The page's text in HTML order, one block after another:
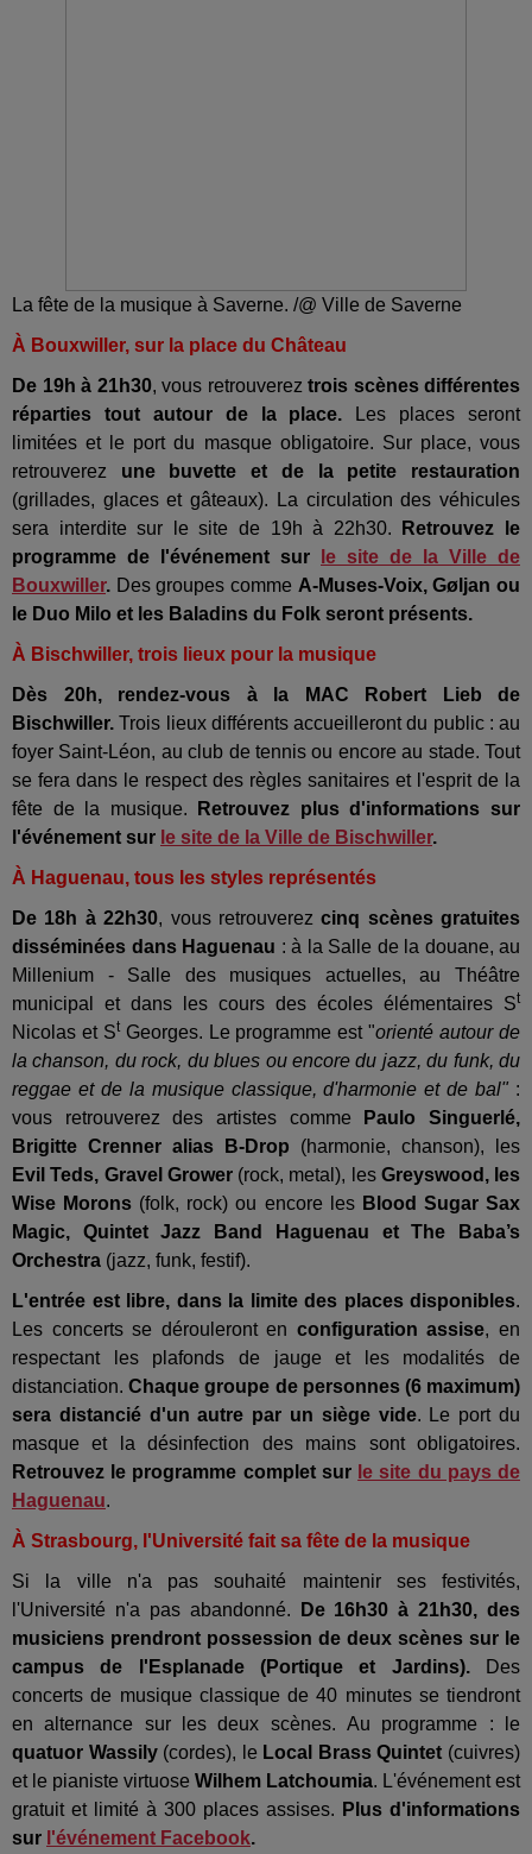
La fête de la musique à Saverne. /@ Ville de Saverne
À Bouxwiller, sur la place du Château
De 19h à 21h30, vous retrouverez trois scènes différentes
réparties tout autour de la place. Les places seront
limitées et le port du masque obligatoire. Sur place, vous
retrouverez une buvette et de la petite restauration
(grillades, glaces et gâteaux). La circulation des véhicules
sera interdite sur le site de 19h à 22h30.
Retrouvez le
programme de l'événement sur
le site de la Ville de
Bouxwiller. Des groupes comme A-Muses-Voix, Gøljan ou
le Duo Milo et les Baladins du Folk seront présents.
À Bischwiller, trois lieux pour la musique
Dès 20h, rendez-vous à la MAC Robert Lieb de
Bischwiller. Trois lieux différents accueilleront du public : au
foyer Saint-Léon, au club de tennis ou encore au stade. Tout
se fera dans le respect des règles sanitaires et l'esprit de la
fête de la musique.
Retrouvez plus d'informations sur
l'événement sur le site de la Ville de Bischwiller.
À Haguenau, tous les styles représentés
De 18h à 22h30, vous retrouverezcinq scènes gratuites
disséminées dans Haguenau : à la Salle de la douane, au
Millenium - Salle des musiques actuelles, au Théâtre
municipal et dans les cours des écoles élémentaires St
Nicolas et StGeorges. Le programme est "orienté autour de
la chanson, du rock, du blues ou encore du jazz, du funk, du
reggae et de la musique classique, d'harmonie et de bal" :
vous retrouverez des artistes comme
Paulo Singuerlé,
Brigitte Crenner alias B-Drop (harmonie, chanson), les
Evil Teds, Gravel Grower(rock, metal), les Greyswood, les
Wise Morons (folk, rock) ou encore les Blood Sugar Sax
Magic, Quintet Jazz Band Haguenau et The Baba’s
Orchestra (jazz, funk, festif).
L'entrée est libre, dans la limite des places disponibles.
Les concerts se dérouleront en configuration assise, en
respectant les plafonds de jauge et les modalités de
distanciation.Chaque groupe de personnes (6 maximum)
sera distancié d'un autre par un siège vide. Le port du
masque et la désinfection des mains sont obligatoires.
Retrouvez le programme complet sur le site du pays de
Haguenau.
À Strasbourg, l'Université fait sa fête de la musique
Si la ville n'a pas souhaité maintenir ses festivités,
l'Université n'a pas abandonné.
De 16h30 à 21h30, des
musiciens prendront possession de deux scènes sur le
campus de l'Esplanade (Portique et Jardins).Des
concerts de musique classique de 40 minutes se tiendront
en alternance sur les deux scènes. Au programme : le
quatuor Wassily(cordes), le Local Brass Quintet (cuivres)
et le pianiste virtuose Wilhem Latchoumia. L'événement est
gratuit et limité à 300 places assises. Plus d'informations
sur l'événement Facebook.